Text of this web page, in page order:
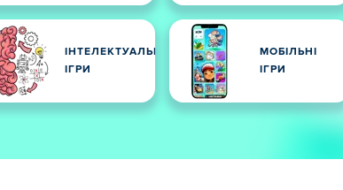
ІНТЕЛЕКТУАЛЬНІ
ІГРИ
МОБІЛЬНІ
ІГРИ